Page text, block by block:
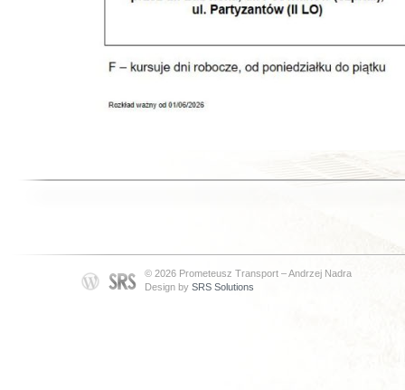
© 2026 Prometeusz Transport – Andrzej Nadra
Design by SRS Solutions